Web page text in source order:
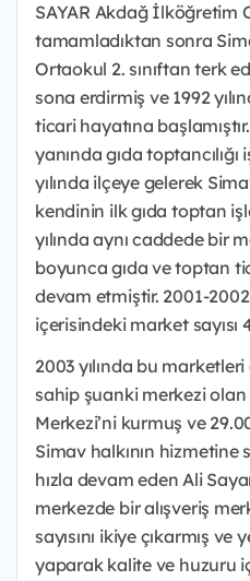
SAYAR Akdağ İlköğretim
tamamladıktan sonra
Ortaokul 2. sınıftan terk
sona erdirmiş ve 1992
ticari hayatına
yanında gıda
yılında ilçeye gelerek
kendinin ilk gıda toptan
yılında aynı caddede bir
boyunca gıda ve toptan
devam etmiştir. 2001-2002
içerisindeki market sayısı
2003 yılında bu
sahip şuanki merkezi olan
Merkezi’ni kurmuş ve
Simav halkının hizmetine
hızla devam eden Ali
merkezde bir alışveriş
sayısını ikiye çıkarmış
yaparak kalite ve huzuru